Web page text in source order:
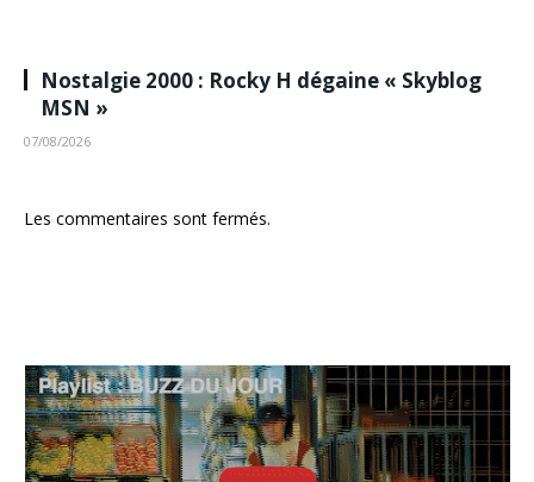
Nostalgie 2000 : Rocky H dégaine « Skyblog
MSN »
07/08/2026
Les commentaires sont fermés.